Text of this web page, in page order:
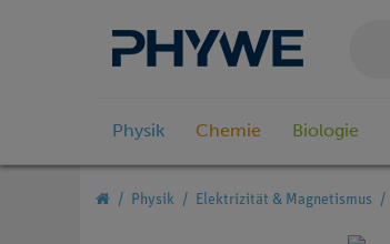
Physik Chemie Biologie
Physik Elektrizität & Magnetismus